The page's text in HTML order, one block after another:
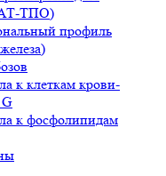
ТПО)
профиль
к клеткам крови-
к фосфолипидам